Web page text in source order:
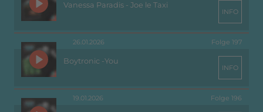
Vanessa Paradis - Joe le Taxi
INFO
26.01.2026 Folge 197
Boytronic -You
INFO
19.01.2026 Folge 196